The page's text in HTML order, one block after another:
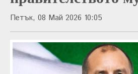
Петък, 08 Май 2026 10:05